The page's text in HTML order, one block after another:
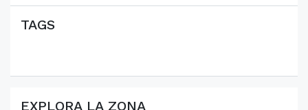
TAGS
EXPLORA LA ZONA